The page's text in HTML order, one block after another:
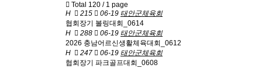
Total 120 /1 page
H
215 06-19 태안군체육회
협회장기 볼링대회_0614
H
288 06-19 태안군체육회
2026 충남어르신생활체육대회_0612
H
247 06-19 태안군체육회
협회장기 파크골프대회_0608